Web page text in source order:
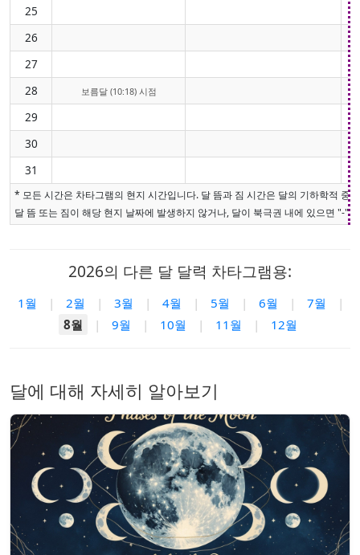
25
26
27
28
보름달 (10:18) 시점
29
30
31
* 모든 시간은 차타그램의 현지 시간입니다. 달 뜸과 짐 시간은 달의 기하학적 중
달 뜸 또는 짐이 해당 현지 날짜에 발생하지 않거나, 달이 북극권 내에 있으면 "-"
2026의 다른 달 달력 차타그램용:
1월 | 2월 | 3월 | 4월 | 5월 | 6월 | 7월
|
8월
| 9월 | 10월 | 11월 | 12월
달에 대해 자세히 알아보기